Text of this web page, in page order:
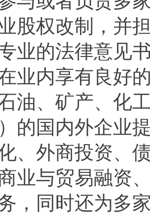
股权改制，并
业的法律意见
业内享有良好
油、矿产、化
的国内外企业
、外商投资、
业与贸易融资
，同时还为多